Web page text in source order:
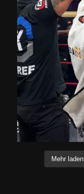
Mehr laden